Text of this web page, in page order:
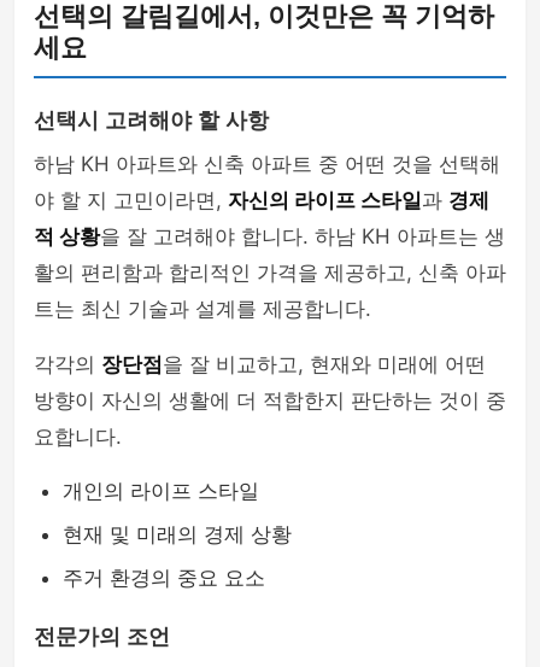
선택의 갈림길에서, 이것만은 꼭 기억하
세요
선택시 고려해야 할 사항
하남 KH 아파트와 신축 아파트 중 어떤 것을 선택해
야 할 지 고민이라면, 자신의 라이프 스타일과 경제
적 상황을 잘 고려해야 합니다. 하남 KH 아파트는 생
활의 편리함과 합리적인 가격을 제공하고, 신축 아파
트는 최신 기술과 설계를 제공합니다.
각각의 장단점을 잘 비교하고, 현재와 미래에 어떤
방향이 자신의 생활에 더 적합한지 판단하는 것이 중
요합니다.
개인의 라이프 스타일
현재 및 미래의 경제 상황
주거 환경의 중요 요소
전문가의 조언